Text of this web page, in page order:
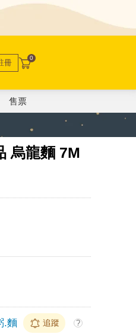
冊 0
售票
烏龍麵 7M
.麵 追蹤 ?